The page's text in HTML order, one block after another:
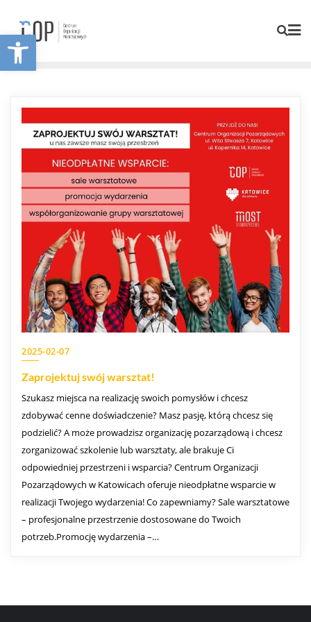
Otwórz pasek narzędzi
2025-02-07
Zaprojektuj swój warsztat!
Szukasz miejsca na realizację swoich pomysłów i chcesz
zdobywać cenne doświadczenie? Masz pasję, którą chcesz się
podzielić? A może prowadzisz organizację pozarządową i chcesz
zorganizować szkolenie lub warsztaty, ale brakuje Ci
odpowiedniej przestrzeni i wsparcia? Centrum Organizacji
Pozarządowych w Katowicach oferuje nieodpłatne wsparcie w
realizacji Twojego wydarzenia! Co zapewniamy? Sale warsztatowe
– profesjonalne przestrzenie dostosowane do Twoich
potrzeb.Promocję wydarzenia –…